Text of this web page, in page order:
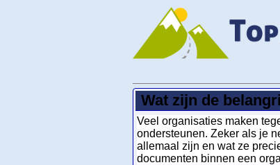
Wat zijn de
Veel organisaties maken
ondersteunen. Zeker als je
allemaal zijn en wat ze
documenten binnen een